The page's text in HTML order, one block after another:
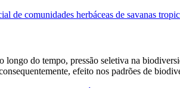
de comunidades herbáceas de savanas
longo do tempo, pressão seletiva na
efeito nos padrões de